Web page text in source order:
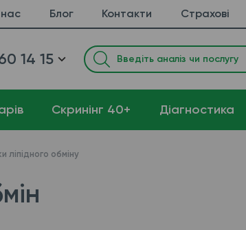
Блог Контакти Страхові
14 15
Cкринінг 40+ Діагностика
ліпідного обміну